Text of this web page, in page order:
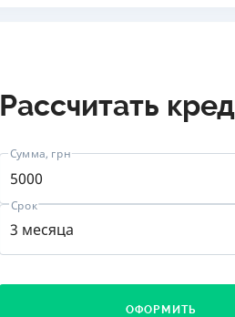
Рассчитать
Сумма, грн
3 месяца
Срок
ОФОРМИТЬ